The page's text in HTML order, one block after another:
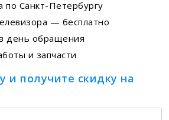
по Санкт-Петербургу
— бесплатно
день обращения
и запчасти
и получите скидку на